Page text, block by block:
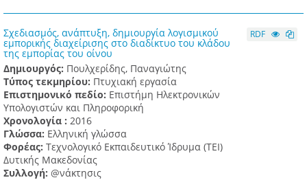
Σχεδιασμός, ανάπτυξη, δημιουργία λογισμικού
εμπορικής διαχείρισης στο διαδίκτυο του κλάδου
της εμπορίας του οίνου
Δημιουργός: Πουλχερίδης, Παναγιώτης
Τύπος τεκμηρίου: Πτυχιακή εργασία
Επιστημονικό πεδίο: Επιστήμη Ηλεκτρονικών
Υπολογιστών και Πληροφορική
Χρονολογία : 2016
Γλώσσα: Ελληνική γλώσσα
Φορέας: Τεχνολογικό Εκπαιδευτικό Ίδρυμα (ΤΕΙ)
Δυτικής Μακεδονίας
Συλλογή: @νάκτησις
RDF